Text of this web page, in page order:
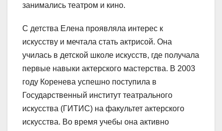
занимались театром и кино.
С детства Елена проявляла интерес к
искусству и мечтала стать актрисой. Она
училась в детской школе искусств, где получала
первые навыки актерского мастерства. В 2003
году Коренева успешно поступила в
Государственный институт театрального
искусства (ГИТИС) на факультет актерского
искусства. Во время учебы она активно